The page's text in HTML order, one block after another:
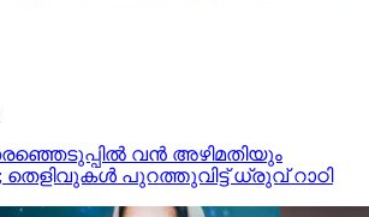
വൻ അഴിമതിയും
തെളിവുകൾ പുറത്തുവിട്ട് ധ്രുവ് റാഠി